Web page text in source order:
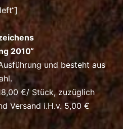
2010“
und besteht aus
€/ Stück, zuzüglich
Versand i.H.v. 5,00 €